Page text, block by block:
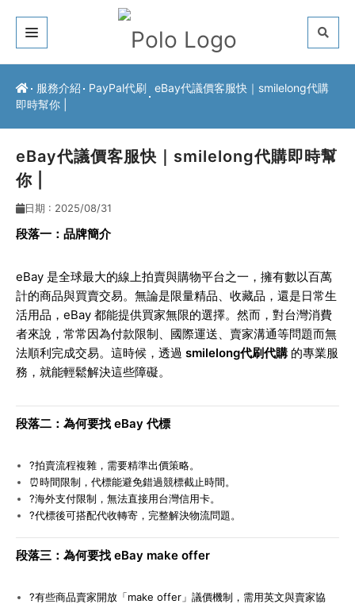
關於我們
服務介紹
常見問題
最新公告
服務介紹 PayPal代刷 eBay代議價客服快｜smilelong代購
即時幫你 |
eBay代議價客服快｜smilelong代購即時幫
你 |
日期 : 2025/08/31
段落一：品牌簡介
eBay 是全球最大的線上拍賣與購物平台之一，擁有數以百萬
計的商品與買賣交易。無論是限量精品、收藏品，還是日常生
活用品，eBay 都能提供買家無限的選擇。然而，對台灣消費
者來說，常常因為付款限制、國際運送、賣家溝通等問題而無
法順利完成交易。這時候，透過 smilelong代刷代購 的專業服
務，就能輕鬆解決這些障礙。
段落二：為何要找 eBay 代標
?拍賣流程複雜，需要精準出價策略。
⏰時間限制，代標能避免錯過競標截止時間。
?海外支付限制，無法直接用台灣信用卡。
?代標後可搭配代收轉寄，完整解決物流問題。
段落三：為何要找 eBay make offer
?有些商品賣家開放「make offer」議價機制，需用英文與賣家協